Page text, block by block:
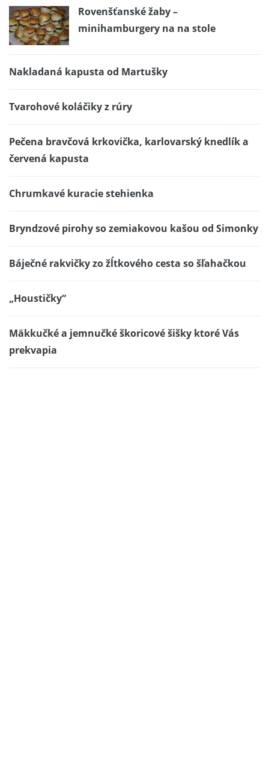
Rovenšťanské žaby –
minihamburgery na na stole
Nakladaná kapusta od Martušky
Tvarohové koláčiky z rúry
Pečena bravčová krkovička, karlovarský knedlík a
červená kapusta
Chrumkavé kuracie stehienka
Bryndzové pirohy so zemiakovou kašou od Simonky
Báječné rakvičky zo žĺtkového cesta so šľahačkou
„Houstičky“
Mäkkučké a jemnučké škoricové šišky ktoré Vás
prekvapia